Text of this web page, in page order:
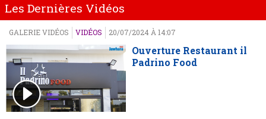
Les Dernières Vidéos
GALERIE VIDÉOS VIDÉOS 20/07/2024 À 14:07
Ouverture Restaurant il
Padrino Food